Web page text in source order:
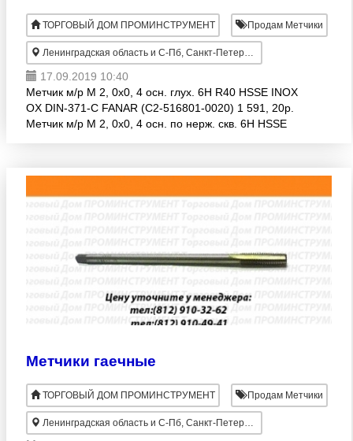
ТОРГОВЫЙ ДОМ ПРОМИНСТРУМЕНТ Продам Метчики
Ленинградская область и С-Пб, Санкт-Петербург
17.09.2019 10:40
Метчик м/р М 2, 0х0, 4 осн. глух. 6H R40 HSSE INOX
OX DIN-371-C FANAR (C2-516801-0020) 1 591, 20р.
Метчик м/р М 2, 0х0, 4 осн. по нерж. скв. 6H HSSE
Метчики гаечные
ТОРГОВЫЙ ДОМ ПРОМИНСТРУМЕНТ Продам Метчики
Ленинградская область и С-Пб, Санкт-Петербург